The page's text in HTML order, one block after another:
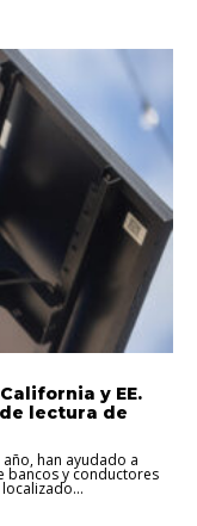
y EE.
lectura de
han ayudado a
bancos y conductores